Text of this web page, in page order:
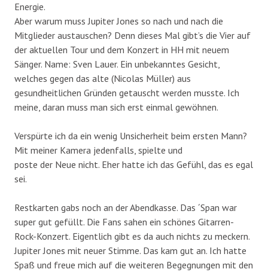
Energie.
Aber warum muss Jupiter Jones so nach und nach die
Mitglieder austauschen? Denn dieses Mal gibt’s die Vier auf
der aktuellen Tour und dem Konzert in HH mit neuem
Sänger. Name: Sven Lauer. Ein unbekanntes Gesicht,
welches gegen das alte (Nicolas Müller) aus
gesundheitlichen Gründen getauscht werden musste. Ich
meine, daran muss man sich erst einmal gewöhnen.
Verspürte ich da ein wenig Unsicherheit beim ersten Mann?
Mit meiner Kamera jedenfalls, spielte und
poste der Neue nicht. Eher hatte ich das Gefühl, das es egal
sei.
Restkarten gabs noch an der Abendkasse. Das ´Span war
super gut gefüllt. Die Fans sahen ein schönes Gitarren-
Rock-Konzert. Eigentlich gibt es da auch nichts zu meckern.
Jupiter Jones mit neuer Stimme. Das kam gut an. Ich hatte
Spaß und freue mich auf die weiteren Begegnungen mit den